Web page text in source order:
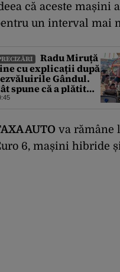
că aceste mașini
un interval mai
Radu Miruță
cu explicații după
Gândul.
spune că a plătit
Apărării
AUTO va rămâne
6, mașini hibride